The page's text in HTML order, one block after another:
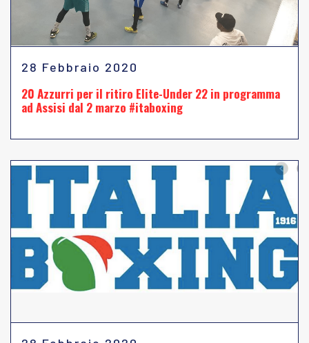
28 Febbraio 2020
20 Azzurri per il ritiro Elite-Under 22 in programma
ad Assisi dal 2 marzo #itaboxing